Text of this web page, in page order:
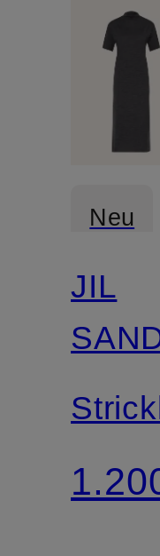
Neu
JIL